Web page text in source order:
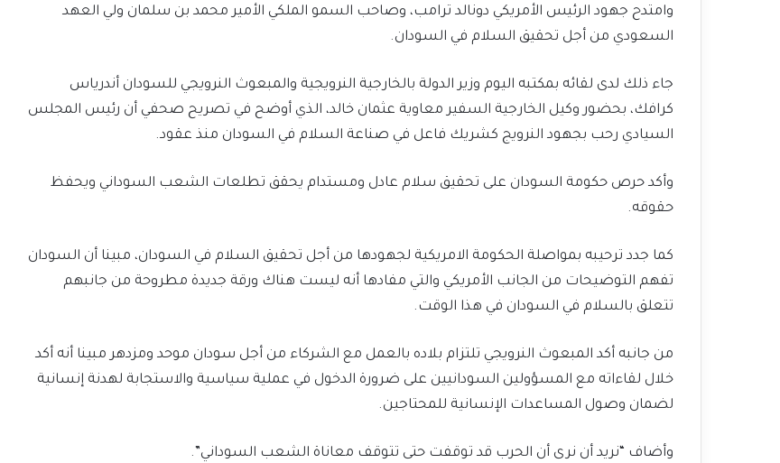
وامتدح جهود الرئيس الأمريكي دونالد ترامب، وصاحب السمو الملكي الأمير محمد بن سلمان ولي العهد
السعودي من أجل تحقيق السلام في السودان.
جاء ذلك لدى لقائه بمكتبه اليوم وزير الدولة بالخارجية النرويجية والمبعوث النرويجي للسودان أندرياس
كرافك، بحضور وكيل الخارجية السفير معاوية عثمان خالد، الذي أوضح في تصريح صحفي أن رئيس المجلس
السيادي رحب بجهود النرويج كشريك فاعل في صناعة السلام في السودان منذ عقود.
وأكد حرص حكومة السودان على تحقيق سلام عادل ومستدام يحقق تطلعات الشعب السوداني ويحفظ
حقوقه.
كما جدد ترحيبه بمواصلة الحكومة الامريكية لجهودها من أجل تحقيق السلام في السودان، مبينا أن السودان
تفهم التوضيحات من الجانب الأمريكي والتي مفادها أنه ليست هناك ورقة جديدة مطروحة من جانبهم
تتعلق بالسلام في السودان في هذا الوقت.
من جانبه أكد المبعوث النرويجي تلتزام بلاده بالعمل مع الشركاء من أجل سودان موحد ومزدهر مبينا أنه أكد
خلال لقاءاته مع المسؤولين السودانيين على ضرورة الدخول في عملية سياسية والاستجابة لهدنة إنسانية
لضمان وصول المساعدات الإنسانية للمحتاجين.
وأضاف “نريد أن نرى أن الحرب قد توقفت حتى تتوقف معاناة الشعب السوداني”.